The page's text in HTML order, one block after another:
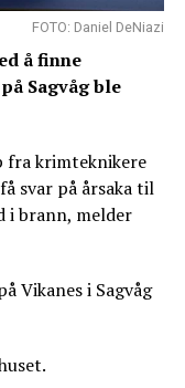
FOTO: Daniel DeNiazi
å finne
Sagvåg ble
krimteknikere
svar på årsaka til
i brann, melder
Vikanes i Sagvåg